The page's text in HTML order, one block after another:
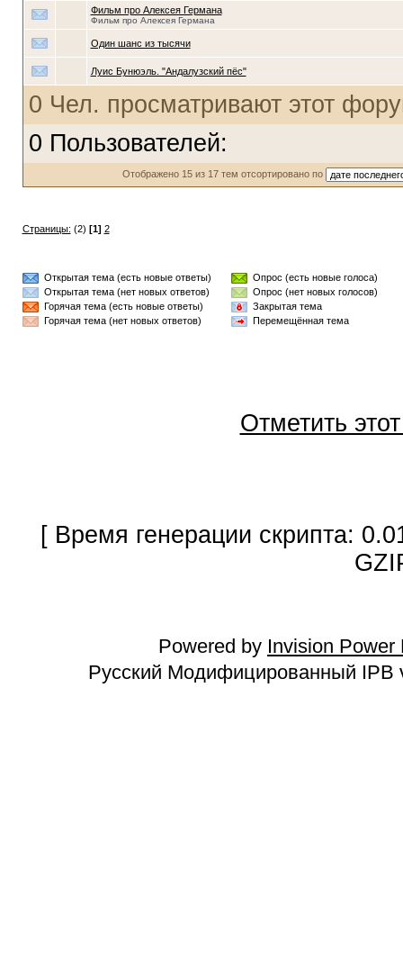
Фильм про Алексея Германа
Фильм про Алексея Германа
Один шанс из тысячи
Луис Бунюэль. "Андалузский пёс"
0 Чел. просматривают этот
0 Пользователей:
Отображено 15 из 17 тем отсортировано по
Страницы: (2) [1] 2
Открытая тема (есть новые ответы)
Открытая тема (нет новых ответов)
Горячая тема (есть новые ответы)
Горячая тема (нет новых ответов)
Опрос (есть новые голоса)
Опрос (нет новых голосов)
Закрытая тема
Перемещённая тема
Отметить
[ Время генерации скрипта:
Powered by Invision Power
Русский Модифицированный IPB